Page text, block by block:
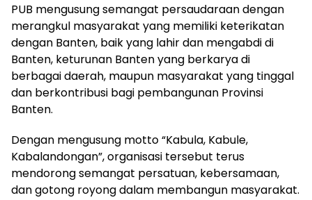
PUB mengusung semangat persaudaraan dengan
merangkul masyarakat yang memiliki keterikatan
dengan Banten, baik yang lahir dan mengabdi di
Banten, keturunan Banten yang berkarya di
berbagai daerah, maupun masyarakat yang tinggal
dan berkontribusi bagi pembangunan Provinsi
Banten.
Dengan mengusung motto “Kabula, Kabule,
Kabalandongan”, organisasi tersebut terus
mendorong semangat persatuan, kebersamaan,
dan gotong royong dalam membangun masyarakat.